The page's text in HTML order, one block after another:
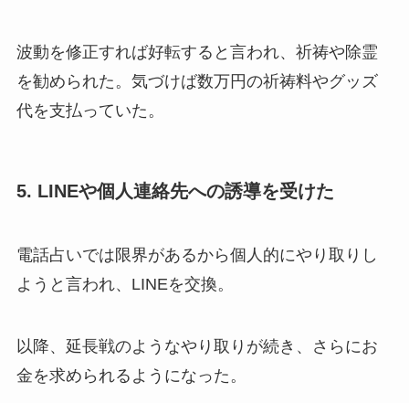
波動を修正すれば好転すると言われ、祈祷や除霊
を勧められた。気づけば数万円の祈祷料やグッズ
代を支払っていた。
5. LINEや個人連絡先への誘導を受けた
電話占いでは限界があるから個人的にやり取りし
ようと言われ、LINEを交換。
以降、延長戦のようなやり取りが続き、さらにお
金を求められるようになった。